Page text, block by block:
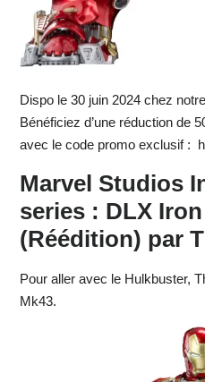
Dispo le 30 juin 2024 chez
Bénéficiez d’une réduction de
avec le code promo exclusif :
Marvel Studios
series : DLX
(Réédition) par
Pour aller avec le Hulkbuster,
Mk43.